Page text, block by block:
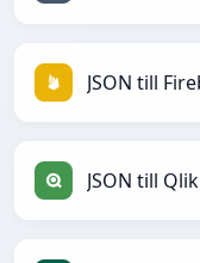
JSON till Qlik